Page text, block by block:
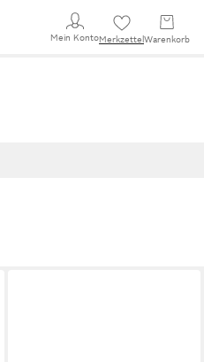
Mein KontoMerkzettel Warenkorb